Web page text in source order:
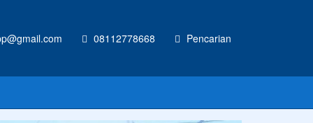
08112778668 Pencarian